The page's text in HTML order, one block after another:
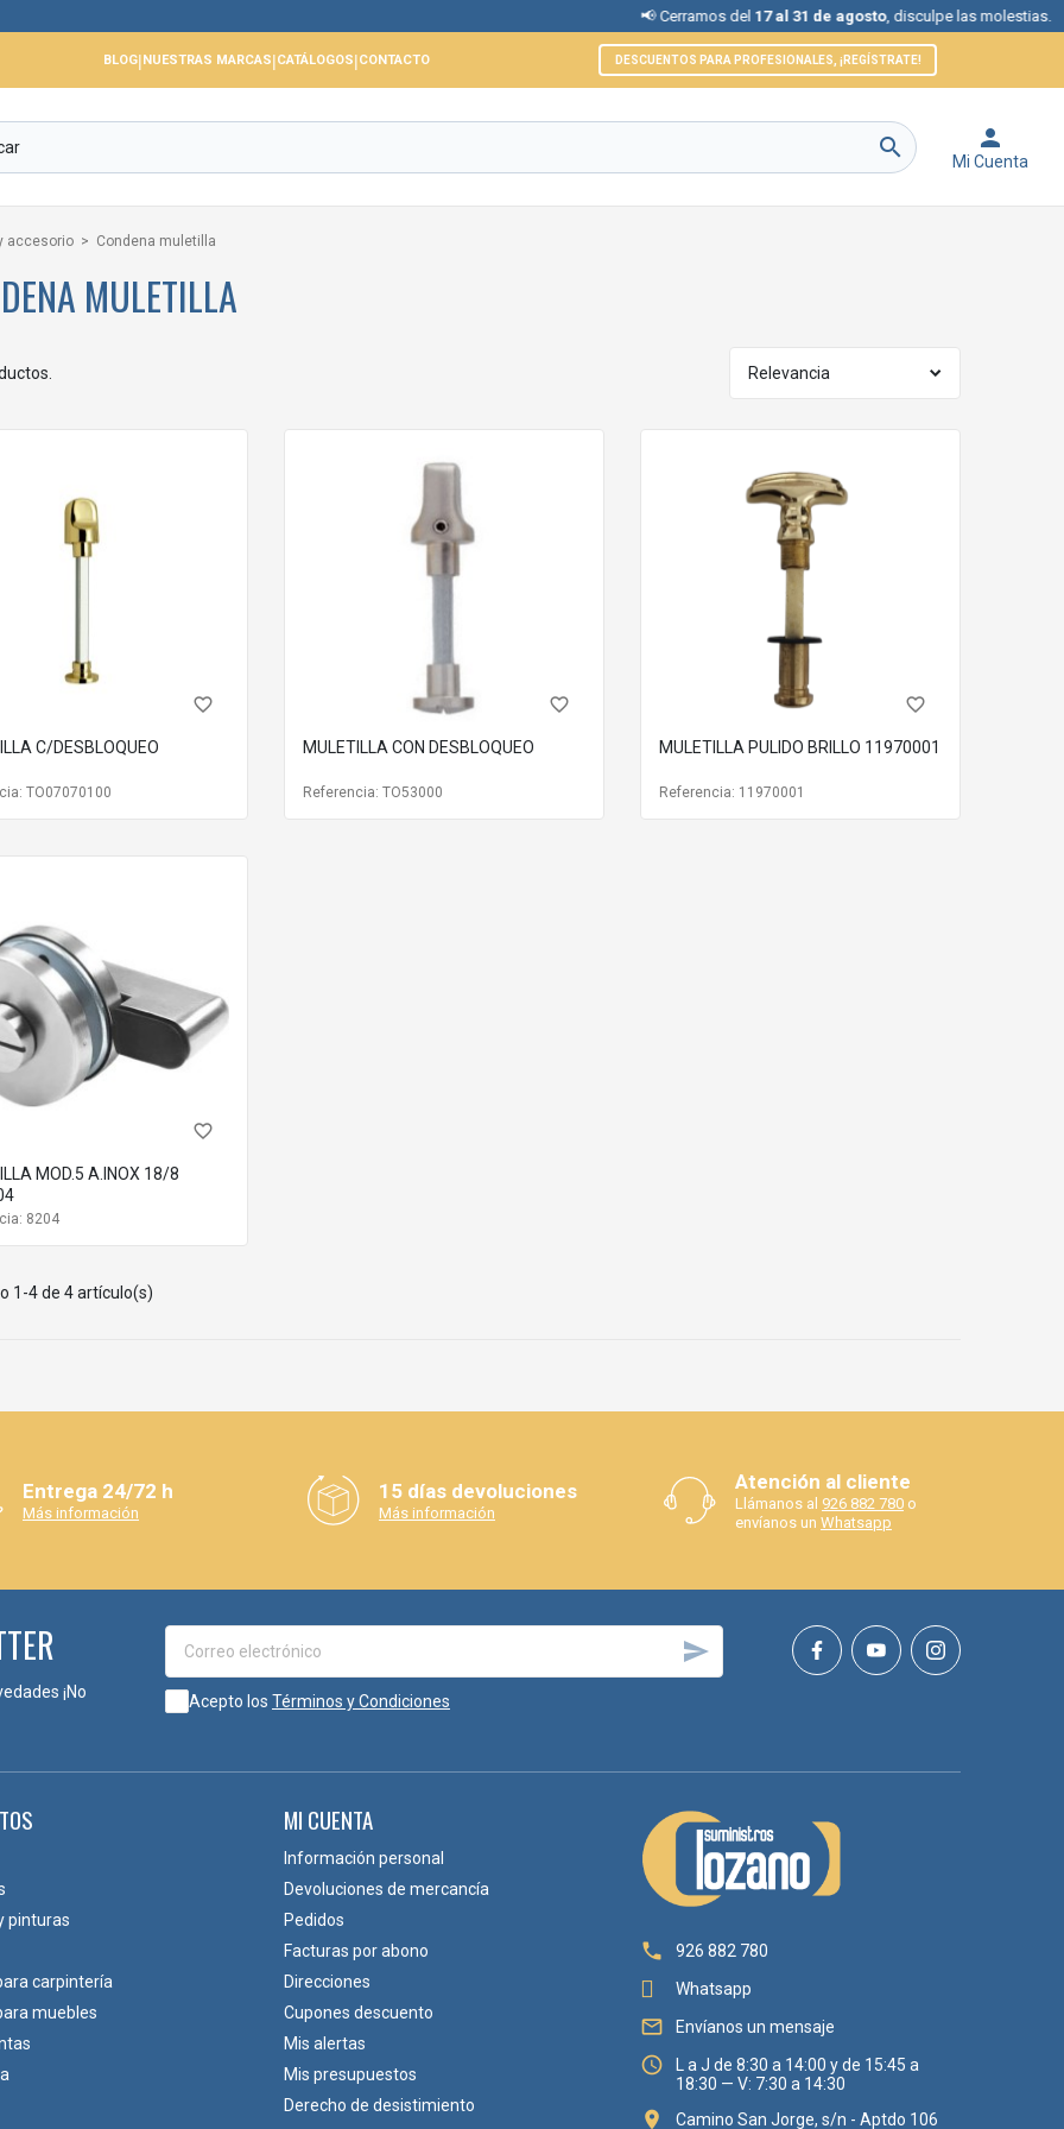
📢 Cerramos del17 al 31 de agosto, disculpe las molestias.
BLOG|NUESTRAS MARCAS|CATÁLOGOS|CONTACTO DESCUENTOS PARA PROFESIONALES, ¡REGÍSTRATE!
 
Mi Cuenta
accesorio Condena muletilla
MULETILLA
Relevancia
favorite_border
C/DESBLOQUEO
TO07070100
favorite_border
MULETILLA CON DESBLOQUEO
Referencia: TO53000
favorite_border
MULETILLA PULIDO BRILLO 11970001
Referencia: 11970001
favorite_border
MOD.5 A.INOX 18/8
8204
1-4 de 4 artículo(s)
Entrega 24/72 h
Más información
15 días devoluciones
Más información
Atención al cliente
Llámanos al 926 882 780 o
envíanos un Whatsapp
¡No

Acepto los Términos y Condiciones
pinturas
carpintería
muebles
MI CUENTA
Información personal
Devoluciones de mercancía
Pedidos
Facturas por abono
Direcciones
Cupones descuento
Mis alertas
Mis presupuestos
Derecho de desistimiento

926 882 780
Whatsapp
 Envíanos un mensaje

L a J de 8:30 a 14:00 y de 15:45 a
18:30 — V: 7:30 a 14:30

Camino San Jorge, s/n - Aptdo 106